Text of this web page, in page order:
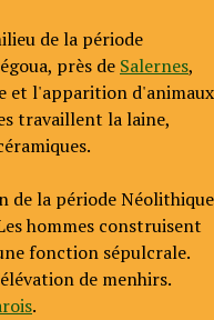
de la période
près de Salernes,
et l'apparition d'animaux
travaillent la laine,
de la période Néolithique
hommes construisent
fonction sépulcrale.
de menhirs.
.